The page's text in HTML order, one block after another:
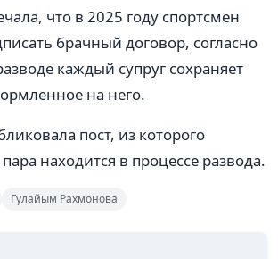
что в 2025 году спортсмен
брачный договор, согласно
каждый супруг сохраняет
на него.
пост, из которого
находится в процессе развода.
Гулайым Рахмонова